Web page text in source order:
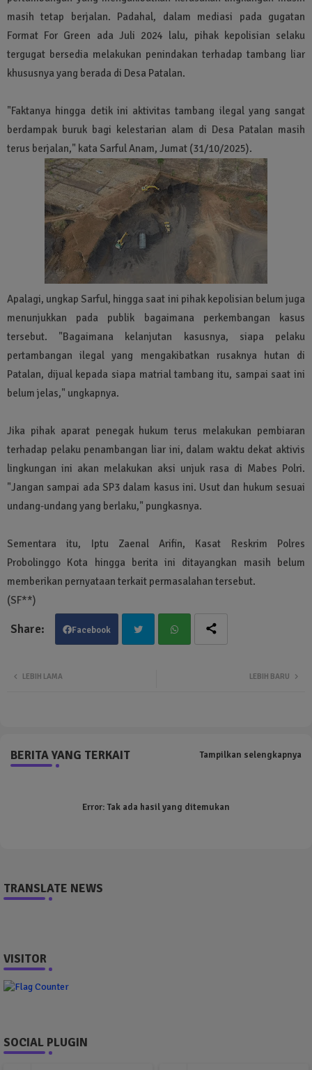
masih tetap berjalan. Padahal, dalam mediasi pada gugatan
Format For Green ada Juli 2024 lalu, pihak kepolisian selaku
tergugat bersedia melakukan penindakan terhadap tambang liar
khususnya yang berada di Desa Patalan.
"Faktanya hingga detik ini aktivitas tambang ilegal yang sangat
berdampak buruk bagi kelestarian alam di Desa Patalan masih
terus berjalan," kata Sarful Anam, Jumat (31/10/2025).
Apalagi, ungkap Sarful, hingga saat ini pihak kepolisian belum juga
menunjukkan pada publik bagaimana perkembangan kasus
tersebut. "Bagaimana kelanjutan kasusnya, siapa pelaku
pertambangan ilegal yang mengakibatkan rusaknya hutan di
Patalan, dijual kepada siapa matrial tambang itu, sampai saat ini
belum jelas," ungkapnya.
Jika pihak aparat penegak hukum terus melakukan pembiaran
terhadap pelaku penambangan liar ini, dalam waktu dekat aktivis
lingkungan ini akan melakukan aksi unjuk rasa di Mabes Polri.
"Jangan sampai ada SP3 dalam kasus ini. Usut dan hukum sesuai
undang-undang yang berlaku," pungkasnya.
Sementara itu, Iptu Zaenal Arifin, Kasat Reskrim Polres
Probolinggo Kota hingga berita ini ditayangkan masih belum
memberikan pernyataan terkait permasalahan tersebut.
(SF**)
Facebook
LEBIH BARU
LEBIH LAMA
BERITA YANG TERKAIT Tampilkan selengkapnya
Error:Tak ada hasil yang ditemukan
TRANSLATE NEWS
VISITOR
SOCIAL PLUGIN